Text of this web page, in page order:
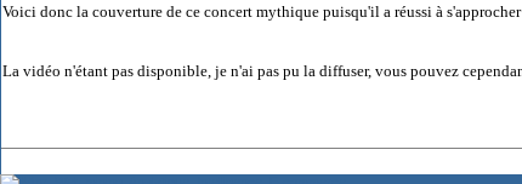
Voici donc la couverture de ce concert mythique puisqu'il a réussi à
La vidéo n'étant pas disponible, je n'ai pas pu la diffuser, vous pouvez